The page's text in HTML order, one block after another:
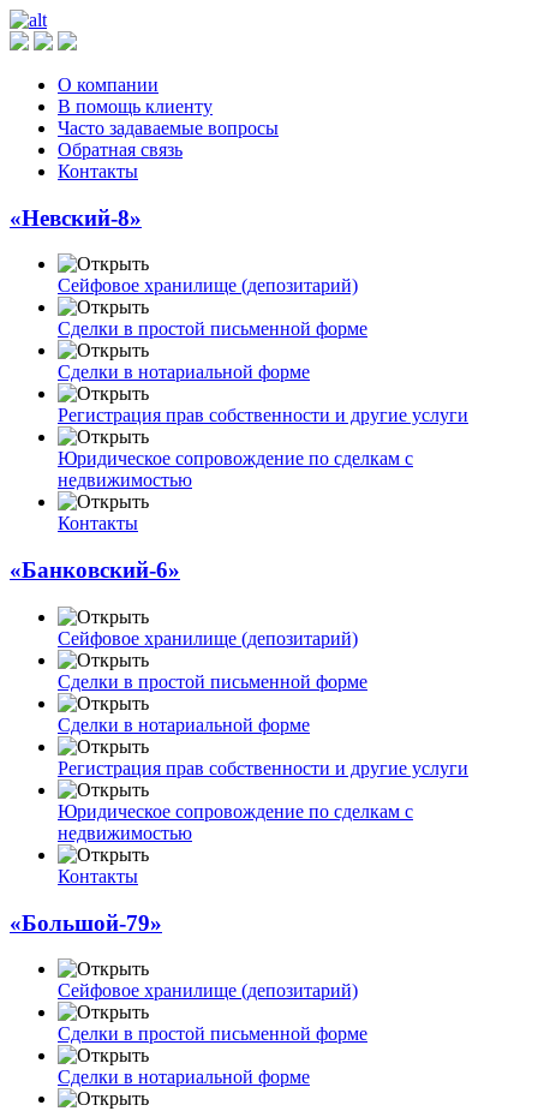
О компании
В помощь клиенту
Часто задаваемые вопросы
Обратная связь
Контакты
«Невский-8»
Сейфовое хранилище (депозитарий)
Сделки в простой письменной форме
Сделки в нотариальной форме
Регистрация прав собственности и другие услуги
Юридическое сопровождение по сделкам с
недвижимостью
Контакты
«Банковский-6»
Сейфовое хранилище (депозитарий)
Сделки в простой письменной форме
Сделки в нотариальной форме
Регистрация прав собственности и другие услуги
Юридическое сопровождение по сделкам с
недвижимостью
Контакты
«Большой-79»
Сейфовое хранилище (депозитарий)
Сделки в простой письменной форме
Сделки в нотариальной форме